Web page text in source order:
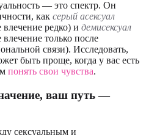
— это спектр. Он
как серый асексуал
редко) и демисексуал
только после
связи). Исследовать,
быть проще, когда у вас есть
понять свои чувства.
ваш путь —
сексуальным и